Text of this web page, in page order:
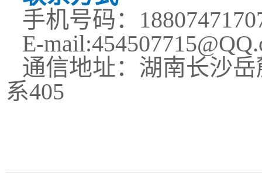
手机号码：
E-
通信地址：湖南长沙
系405